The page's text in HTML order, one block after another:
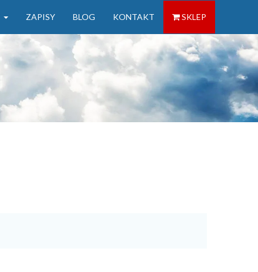
ZAPISY BLOG KONTAKT SKLEP